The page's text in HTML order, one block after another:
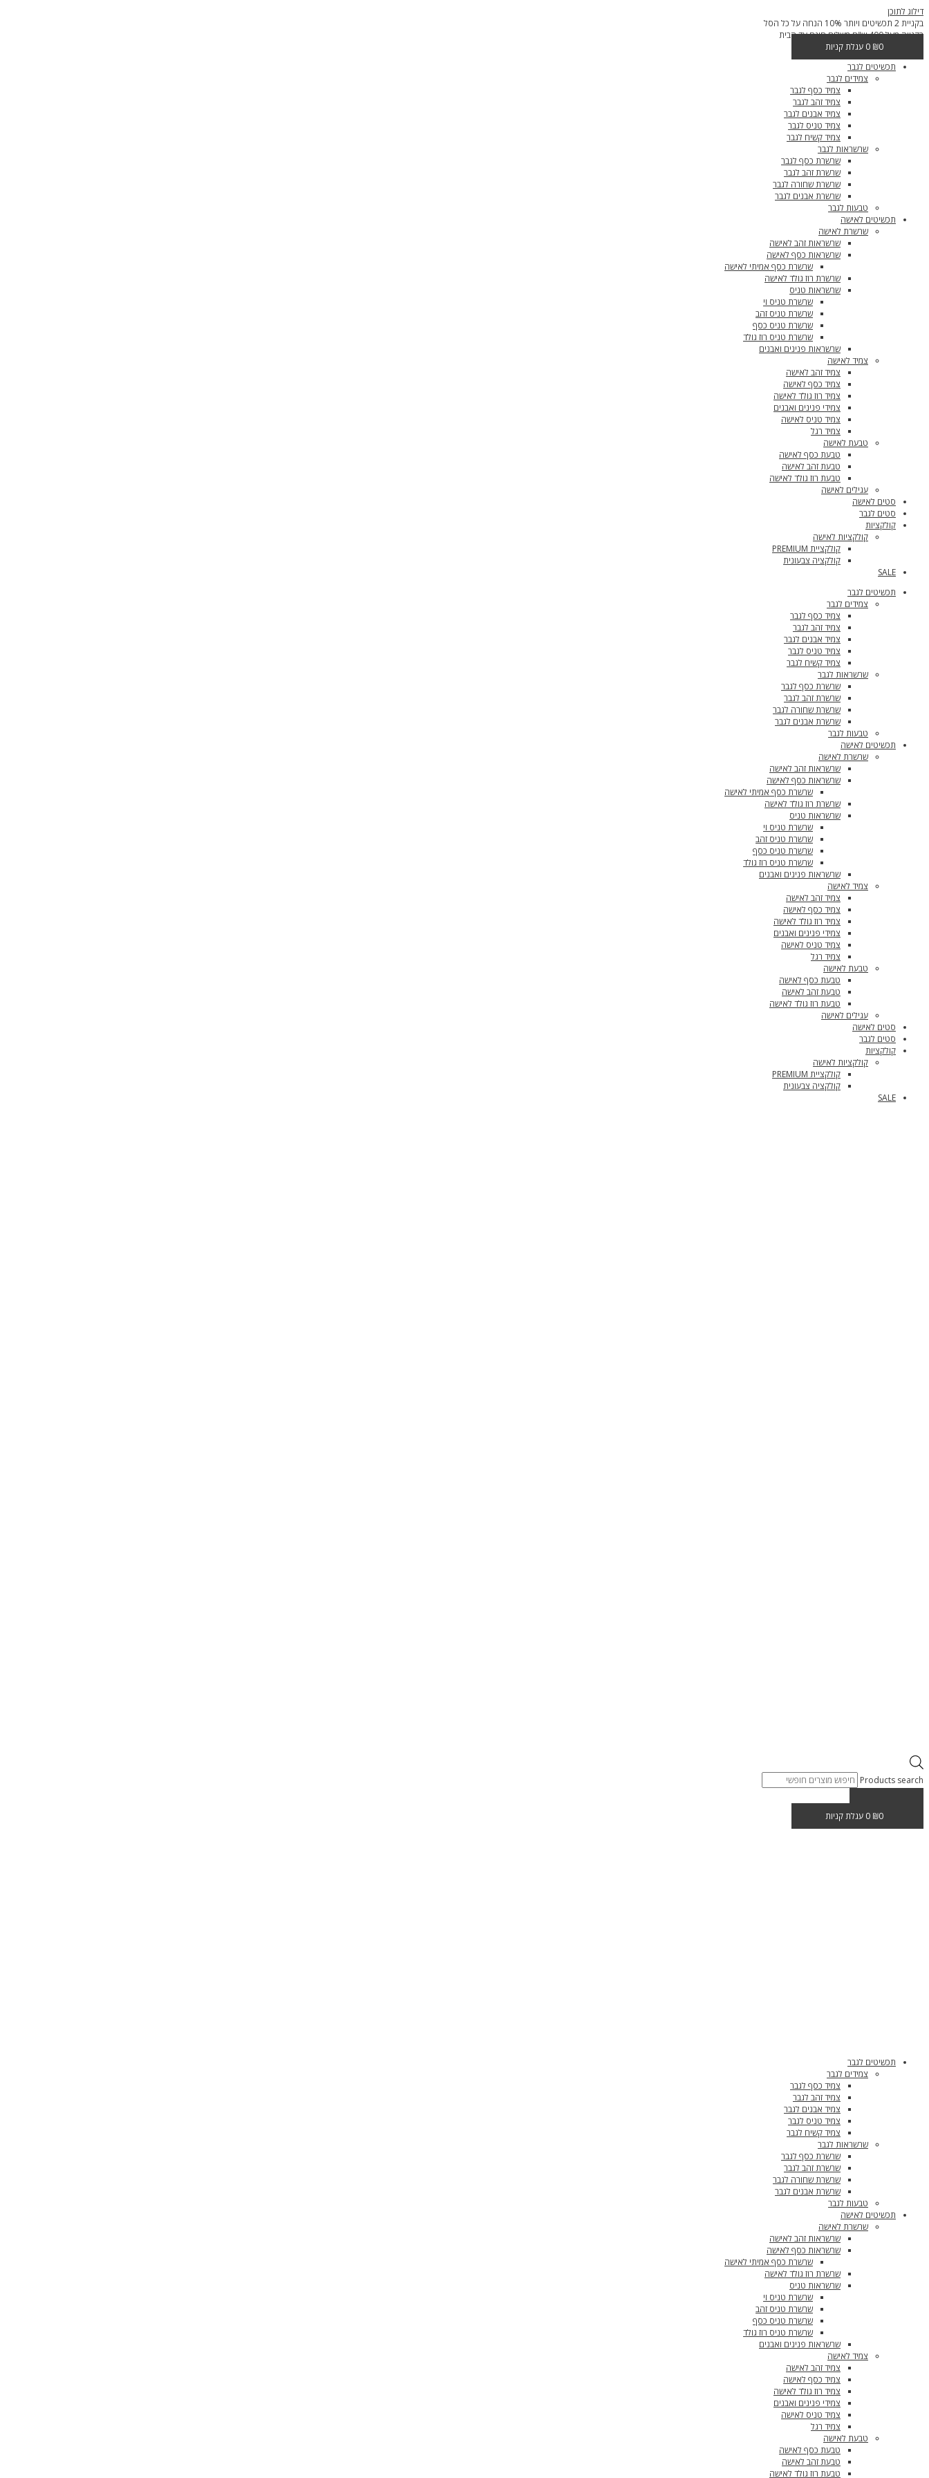
דילוג לתוכן
בקניית 2 תכשיטים ויותר 10% הנחה על כל הסל
בקנייה מעל 400 ש"ח משלוח חינם עד הבית
₪0
0 עגלת קניות
תכשיטים לגבר
צמידים לגבר
צמיד כסף לגבר
צמיד זהב לגבר
צמיד אבנים לגבר
צמיד טניס לגבר
צמיד קשיח לגבר
שרשראות לגבר
שרשרת כסף לגבר
שרשרת זהב לגבר
שרשרת שחורה לגבר
שרשרת אבנים לגבר
טבעות לגבר
תכשיטים לאישה
שרשרת לאישה
שרשראות זהב לאישה
שרשראות כסף לאישה
שרשרת כסף אמיתי לאישה
שרשרת רוז גולד לאישה
שרשראות טניס
שרשרת טניס וי
שרשרת טניס זהב
שרשרת טניס כסף
שרשרת טניס רוז גולד
שרשראות פנינים ואבנים
צמיד לאישה
צמיד זהב לאישה
צמיד כסף לאישה
צמיד רוז גולד לאישה
צמידי פנינים ואבנים
צמיד טניס לאישה
צמיד רגל
טבעת לאישה
טבעת כסף לאישה
טבעת זהב לאישה
טבעת רוז גולד לאישה
עגילים לאישה
סטים לאישה
סטים לגבר
קולקציות
קולקציות לאישה
קולקציית PREMIUM
קולקציה צבעונית
SALE
תכשיטים לגבר
צמידים לגבר
צמיד כסף לגבר
צמיד זהב לגבר
צמיד אבנים לגבר
צמיד טניס לגבר
צמיד קשיח לגבר
שרשראות לגבר
שרשרת כסף לגבר
שרשרת זהב לגבר
שרשרת שחורה לגבר
שרשרת אבנים לגבר
טבעות לגבר
תכשיטים לאישה
שרשרת לאישה
שרשראות זהב לאישה
שרשראות כסף לאישה
שרשרת כסף אמיתי לאישה
שרשרת רוז גולד לאישה
שרשראות טניס
שרשרת טניס וי
שרשרת טניס זהב
שרשרת טניס כסף
שרשרת טניס רוז גולד
שרשראות פנינים ואבנים
צמיד לאישה
צמיד זהב לאישה
צמיד כסף לאישה
צמיד רוז גולד לאישה
צמידי פנינים ואבנים
צמיד טניס לאישה
צמיד רגל
טבעת לאישה
טבעת כסף לאישה
טבעת זהב לאישה
טבעת רוז גולד לאישה
עגילים לאישה
סטים לאישה
סטים לגבר
קולקציות
קולקציות לאישה
קולקציית PREMIUM
קולקציה צבעונית
SALE
Products search
₪0
0 עגלת קניות
תכשיטים לגבר
צמידים לגבר
צמיד כסף לגבר
צמיד זהב לגבר
צמיד אבנים לגבר
צמיד טניס לגבר
צמיד קשיח לגבר
שרשראות לגבר
שרשרת כסף לגבר
שרשרת זהב לגבר
שרשרת שחורה לגבר
שרשרת אבנים לגבר
טבעות לגבר
תכשיטים לאישה
שרשרת לאישה
שרשראות זהב לאישה
שרשראות כסף לאישה
שרשרת כסף אמיתי לאישה
שרשרת רוז גולד לאישה
שרשראות טניס
שרשרת טניס וי
שרשרת טניס זהב
שרשרת טניס כסף
שרשרת טניס רוז גולד
שרשראות פנינים ואבנים
צמיד לאישה
צמיד זהב לאישה
צמיד כסף לאישה
צמיד רוז גולד לאישה
צמידי פנינים ואבנים
צמיד טניס לאישה
צמיד רגל
טבעת לאישה
טבעת כסף לאישה
טבעת זהב לאישה
טבעת רוז גולד לאישה